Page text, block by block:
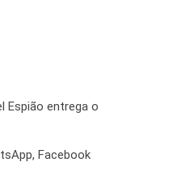
Espião entrega o
Facebook